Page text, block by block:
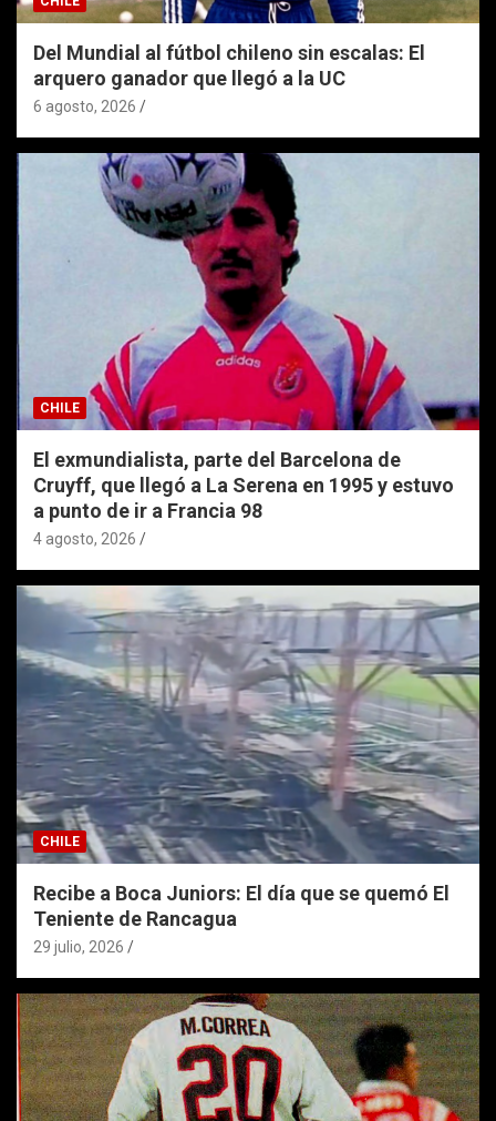
Del Mundial al fútbol chileno sin escalas: El
arquero ganador que llegó a la UC
6 agosto, 2026
CHILE
El exmundialista, parte del Barcelona de
Cruyff, que llegó a La Serena en 1995 y estuvo
a punto de ir a Francia 98
4 agosto, 2026
CHILE
Recibe a Boca Juniors: El día que se quemó El
Teniente de Rancagua
29 julio, 2026